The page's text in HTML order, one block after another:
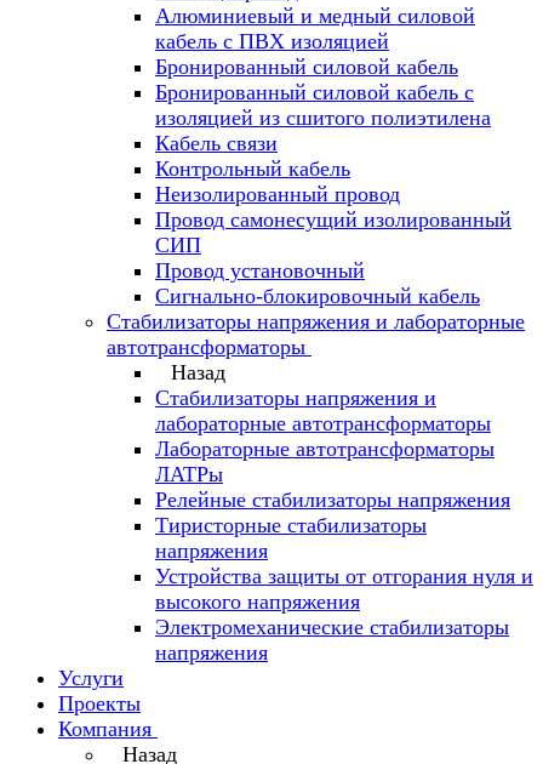
Алюминиевый и медный силовой
кабель с ПВХ изоляцией
Бронированный силовой кабель
Бронированный силовой кабель с
изоляцией из сшитого полиэтилена
Кабель связи
Контрольный кабель
Неизолированный провод
Провод самонесущий изолированный
СИП
Провод установочный
Сигнально-блокировочный кабель
Стабилизаторы напряжения и лабораторные
автотрансформаторы
Назад
Стабилизаторы напряжения и
лабораторные автотрансформаторы
Лабораторные автотрансформаторы
ЛАТРы
Релейные стабилизаторы напряжения
Тиристорные стабилизаторы
напряжения
Устройства защиты от отгорания нуля и
высокого напряжения
Электромеханические стабилизаторы
напряжения
Услуги
Проекты
Компания
Назад